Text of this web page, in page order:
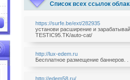
Список всех ссылок
https://surfe.be/ext/282935
установи расширение и
TESTIC95.TK/auto-cat/
http://lux-edem.ru
Бесплатное размещение баннеров. .
http://edem58.ru/